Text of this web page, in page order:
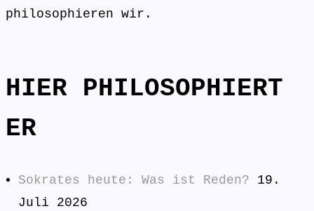
philosophieren wir.
HIER PHILOSOPHIERT
ER
Sokrates heute: Was ist Reden?
19.
Juli 2026